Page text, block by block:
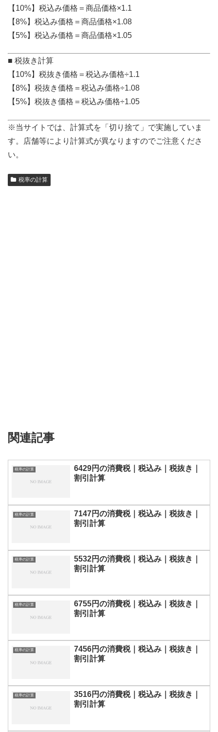
【10%】税込み価格＝商品価格×1.1
【8%】税込み価格＝商品価格×1.08
【5%】税込み価格＝商品価格×1.05
■ 税抜き計算
【10%】税抜き価格＝税込み価格÷1.1
【8%】税抜き価格＝税込み価格÷1.08
【5%】税抜き価格＝税込み価格÷1.05
※当サイトでは、計算式を「切り捨て」で実施していま
す。店舗等により計算式が異なりますのでご注意くださ
い。
税率の計算
関連記事
税率の計算
6429円の消費税｜税込み｜税抜き｜
割引計算
税率の計算
7147円の消費税｜税込み｜税抜き｜
割引計算
税率の計算
5532円の消費税｜税込み｜税抜き｜
割引計算
税率の計算
6755円の消費税｜税込み｜税抜き｜
割引計算
税率の計算
7456円の消費税｜税込み｜税抜き｜
割引計算
税率の計算
3516円の消費税｜税込み｜税抜き｜
割引計算